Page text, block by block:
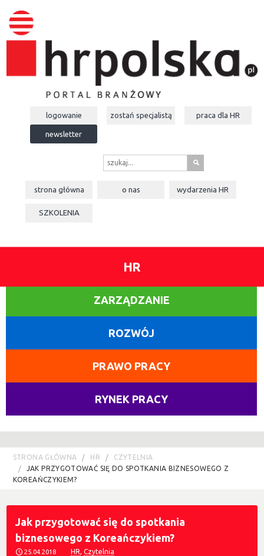
logowanie zostań specjalistą praca dla HR
newsletter
s
strona główna o nas wydarzeniaHR
SZKOLENIA
HR
ZARZĄDZANIE
ROZWÓJ
PRAWO PRACY
RYNEK PRACY
STRONA GŁÓWNA HR
CZYTELNIA
JAK PRZYGOTOWAĆ SIĘ DO SPOTKANIA BIZNESOWEGO Z
KOREAŃCZYKIEM?
Jak przygotować się do spotkania
biznesowego z Koreańczykiem?
25.04.2018 HR,Czytelnia